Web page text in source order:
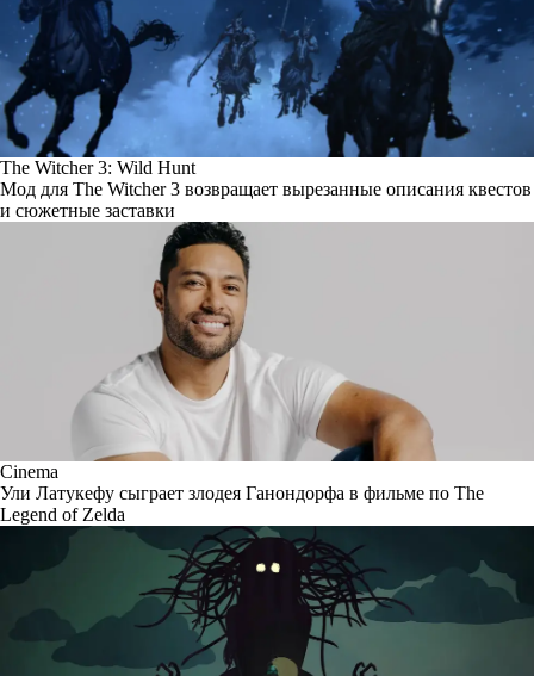
The Witcher 3: Wild Hunt
Мод для The Witcher 3 возвращает вырезанные описания квестов
и сюжетные заставки
Cinema
Ули Латукефу сыграет злодея Ганондорфа в фильме по The
Legend of Zelda